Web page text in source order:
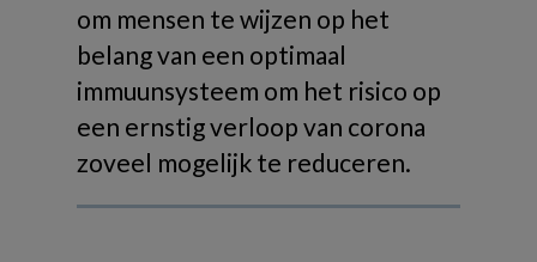
om mensen te wijzen op het
belang van een optimaal
immuunsysteem om het risico op
een ernstig verloop van corona
zoveel mogelijk te reduceren.